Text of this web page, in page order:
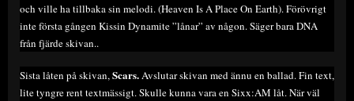
och ville ha tillbaka sin melodi. (Heaven Is A Place On Earth). Förövrigt
inte första gången Kissin Dynamite ”lånar” av någon. Säger bara DNA
från fjärde skivan..
Sista låten på skivan,Scars.Avslutar skivan med ännu en ballad. Fin text,
lite tyngre rent textmässigt. Skulle kunna vara en Sixx:AM låt. När väl